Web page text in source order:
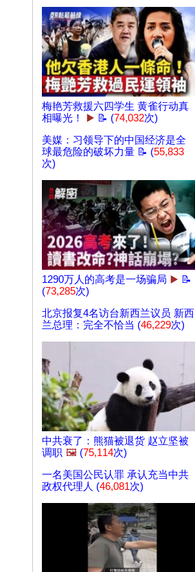
梅艳芳救援六四学生 黄雀行动真
相曝光！
▶️ 📝 (74,032次)
美媒：习领导下的中国经济是全
球最危险的破坏力量 📝 (55,833
次)
1290万人的高考是一场骗局 ▶️ 📝
(73,285次)
北京报复4名访台新西兰议员 新西
兰总理：完全不恰当 (46,229次)
中共衰了：熊猫被退货 赵立坚被
调职 🖼️ (75,114次)
一名美国公民认罪 承认充当中共
政权代理人 (46,081次)